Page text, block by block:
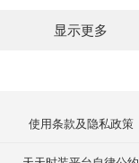
显示更多
使用条款及隐私政策